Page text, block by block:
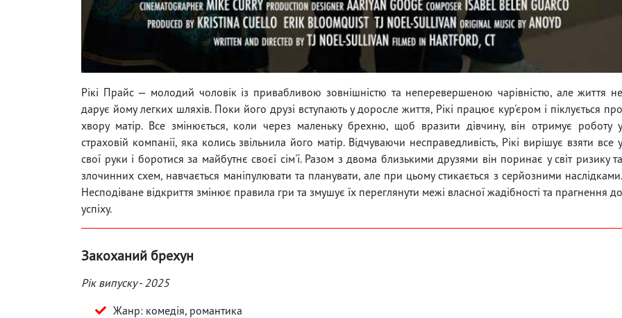
Рікі Прайс — молодий чоловік із привабливою зовнішністю та неперевершеною чарівністю, але життя не
дарує йому легких шляхів. Поки його друзі вступають у доросле життя, Рікі працює кур'єром і піклується про
хвору матір. Все змінюється, коли через маленьку брехню, щоб вразити дівчину, він отримує роботу у
страховій компанії, яка колись звільнила його матір. Відчуваючи несправедливість, Рікі вирішує взяти все у
свої руки і боротися за майбутнє своєї сім'ї. Разом з двома близькими друзями він поринає у світ ризику та
злочинних схем, навчається маніпулювати та планувати, але при цьому стикається з серйозними наслідками.
Несподіване відкриття змінює правила гри та змушує їх переглянути межі власної жадібності та прагнення до
успіху.
Закоханий брехун
Рік випуску - 2025
Жанр: комедія, романтика